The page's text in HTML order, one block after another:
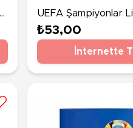
UEFA Şampiyonlar Ligi
Sezonu Match Attax
Kartları
₺53,00
İnternette